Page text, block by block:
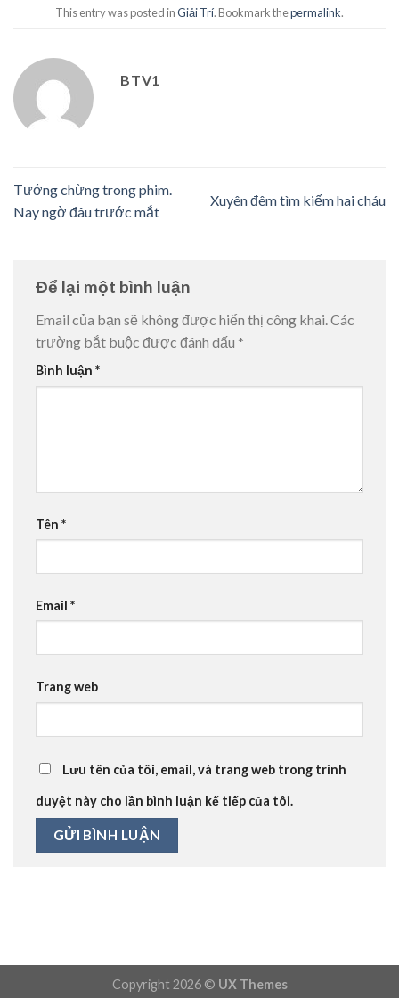
This entry was posted inGiải Trí. Bookmark thepermalink.
BTV1
Tưởng chừng trong phim.
Nay ngờ đâu trước mắt
Xuyên đêm tìm kiếm hai cháu
Để lại một bình luận
Email của bạn sẽ không được hiển thị công khai.Các
trường bắt buộc được đánh dấu *
Bình luận *
Tên *
Email *
Trang web
Lưu tên của tôi, email, và trang web trong trình
duyệt này cho lần bình luận kế tiếp của tôi.
Copyright 2026 © UX Themes